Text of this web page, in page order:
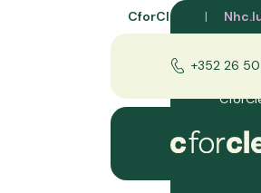
CforClean
+352 26